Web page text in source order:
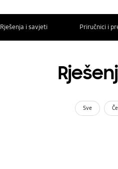
Rješenja i savjeti Priručnici i
Sve